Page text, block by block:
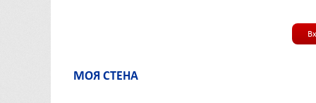
МОЯ СТЕНА